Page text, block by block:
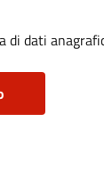
di dati